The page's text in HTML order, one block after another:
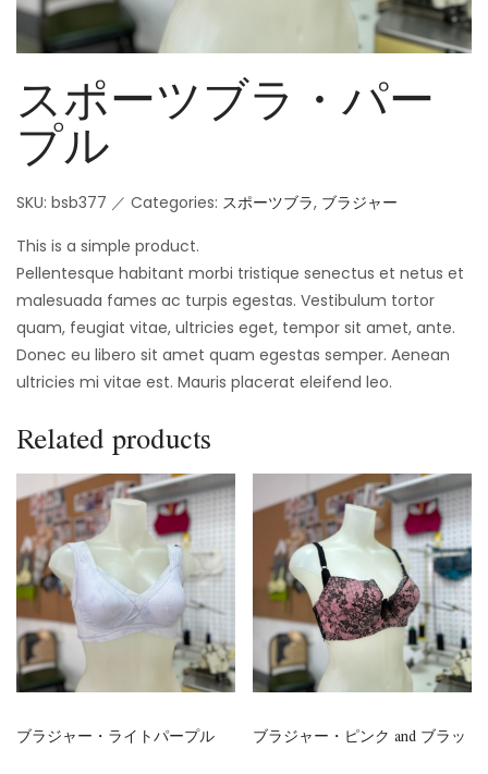
スポーツブラ・パー
プル
SKU: bsb377 ／ Categories: スポーツブラ, ブラジャー
This is a simple product.
Pellentesque habitant morbi tristique senectus et netus et
malesuada fames ac turpis egestas. Vestibulum tortor
quam, feugiat vitae, ultricies eget, tempor sit amet, ante.
Donec eu libero sit amet quam egestas semper. Aenean
ultricies mi vitae est. Mauris placerat eleifend leo.
Related products
ブラジャー・ライトパープル ブラジャー・ピンク and ブラッ